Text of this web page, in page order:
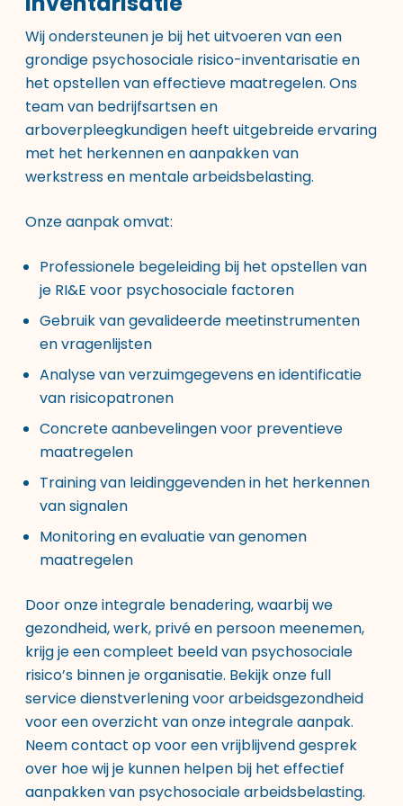
Wij ondersteunen je bij het uitvoeren van een
grondige psychosociale risico-inventarisatie en
het opstellen van effectieve maatregelen. Ons
team van bedrijfsartsen en
arboverpleegkundigen heeft uitgebreide ervaring
met het herkennen en aanpakken van
werkstress en mentale arbeidsbelasting.
Onze aanpak omvat:
Professionele begeleiding bij het opstellen van
je RI&E voor psychosociale factoren
Gebruik van gevalideerde meetinstrumenten
en vragenlijsten
Analyse van verzuimgegevens en identificatie
van risicopatronen
Concrete aanbevelingen voor preventieve
maatregelen
Training van leidinggevenden in het herkennen
van signalen
Monitoring en evaluatie van genomen
maatregelen
Door onze integrale benadering, waarbij we
gezondheid, werk, privé en persoon meenemen,
krijg je een compleet beeld van psychosociale
risico’s binnen je organisatie. Bekijk onze full
service dienstverlening voor arbeidsgezondheid
voor een overzicht van onze integrale aanpak.
Neem contact op voor een vrijblijvend gesprek
over hoe wij je kunnen helpen bij het effectief
aanpakken van psychosociale arbeidsbelasting.